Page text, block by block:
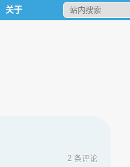
关于
2 条评论